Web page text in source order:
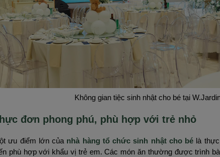
Không gian tiệc sinh nhật cho bé tại
đơn phong phú, phù hợp với trẻ nhỏ
ưu điểm lớn của nhà hàng tổ chức sinh nhật cho bé là
phù hợp với khẩu vị trẻ em. Các món ăn thường được trình